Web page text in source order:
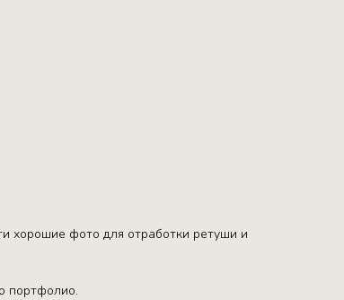
хорошие фото для отработки ретуши и
портфолио.